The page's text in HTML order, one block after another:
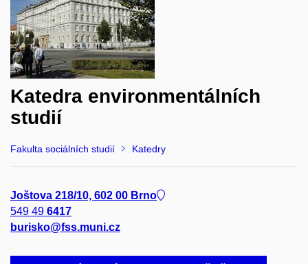
Katedra environmentálních
studií
Fakulta sociálních studií Katedry
Joštova 218/10, 602 00 Brno
549 49 6417
burisko@fss.muni.cz